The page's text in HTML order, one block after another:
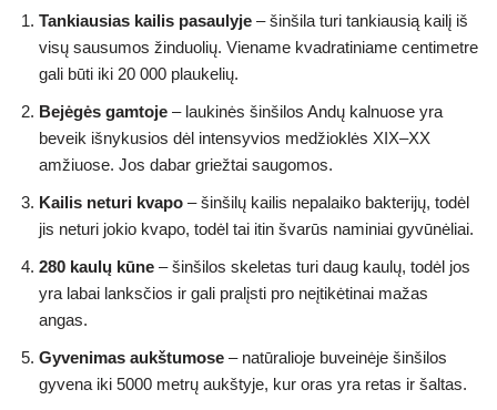
Tankiausias kailis pasaulyje – šinšila turi tankiausią kailį iš
visų sausumos žinduolių. Viename kvadratiniame centimetre
gali būti iki 20 000 plaukelių.
Bejėgės gamtoje – laukinės šinšilos Andų kalnuose yra
beveik išnykusios dėl intensyvios medžioklės XIX–XX
amžiuose. Jos dabar griežtai saugomos.
Kailis neturi kvapo – šinšilų kailis nepalaiko bakterijų, todėl
jis neturi jokio kvapo, todėl tai itin švarūs naminiai gyvūnėliai.
280 kaulų kūne – šinšilos skeletas turi daug kaulų, todėl jos
yra labai lanksčios ir gali pralįsti pro neįtikėtinai mažas
angas.
Gyvenimas aukštumose – natūralioje buveinėje šinšilos
gyvena iki 5000 metrų aukštyje, kur oras yra retas ir šaltas.